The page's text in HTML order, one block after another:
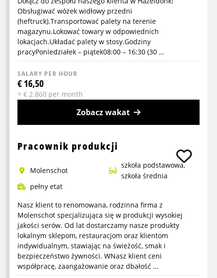
Obsługiwać wózek widłowy przedni
(heftruck).Transportować palety na terenie
magazynu.Lokować towary w odpowiednich
lokacjach.Układać palety w stosy.Godziny
pracyPoniedziałek – piątek08:00 – 16:30 (30 …
SALARY PER HOUR
€ 16,50
≈ € 2.860 per month
Zobacz wakat
info
Kierowca
heftruck
w
Hazeldonk
Pracownik produkcji
Molenschot
szkoła podstawowa,
szkoła średnia
pełny etat
Nasz klient to renomowana, rodzinna firma z
Molenschot specjalizująca się w produkcji wysokiej
jakości serów. Od lat dostarczamy nasze produkty
lokalnym sklepom, restauracjom oraz klientom
indywidualnym, stawiając na świeżość, smak i
bezpieczeństwo żywności. WNasz klient ceni
współpracę, zaangażowanie oraz dbałość …